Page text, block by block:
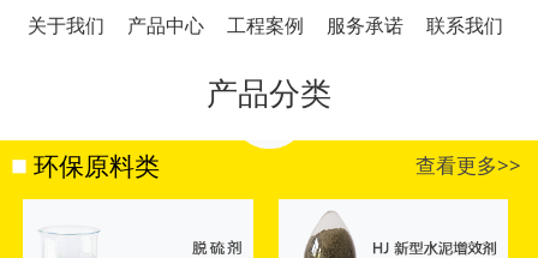
关于我们 产品中心 工程案例 服务承诺 联系我们
产品分类
环保原料类 查看更多>>